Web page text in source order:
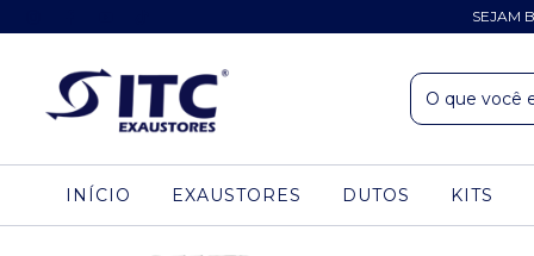
SEJAM
INÍCIO EXAUSTORES DUTOS KITS